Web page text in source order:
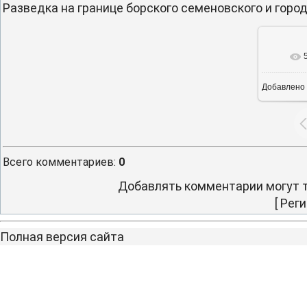
Разведка на границе борского семеновского и
В
Добавлено
Всего комментариев: 0
Добавлять комментарии могут
[
Полная версия сайта